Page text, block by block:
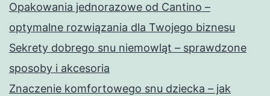
Opakowania jednorazowe od Cantino –
optymalne rozwiązania dla Twojego biznesu
Sekrety dobrego snu niemowląt – sprawdzone
sposoby i akcesoria
Znaczenie komfortowego snu dziecka – jak